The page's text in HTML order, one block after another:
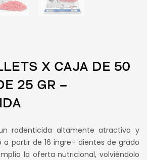
X CAJA DE 50
25 GR –
rodenticida altamente atractivo y
partir de 16 ingre- dientes de grado
la oferta nutricional, volviéndolo